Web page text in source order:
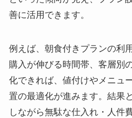
善に活用できます。
例えば、朝食付きプランの利
購入が伸びる時間帯、客層別
化できれば、値付けやメニュ
置の最適化が進みます。結果
しながら無駄な仕入れ・人件